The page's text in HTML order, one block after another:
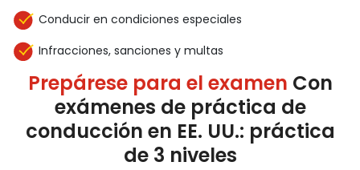
Conducir en condiciones especiales
Infracciones, sanciones y multas
Prepárese para el examen Con
exámenes de práctica de
conducción en EE. UU.: práctica
de 3 niveles